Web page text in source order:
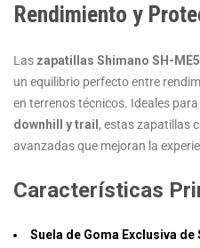
Rendimiento y
Las zapatillas Shimano SH-
un equilibrio perfecto entre
en terrenos técnicos. Ideales
downhill y trail , estas zapatillas
avanzadas que mejoran la
Características
Suela de Goma Exclusiva de